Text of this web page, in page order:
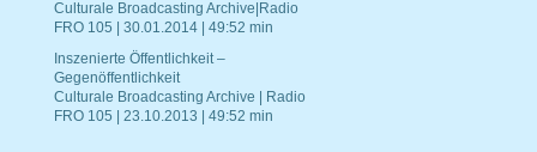
Culturale Broadcasting Archive|Radio
FRO 105 | 30.01.2014 | 49:52 min
Inszenierte Öffentlichkeit –
Gegenöffentlichkeit
Culturale Broadcasting Archive | Radio
FRO 105 | 23.10.2013 | 49:52 min